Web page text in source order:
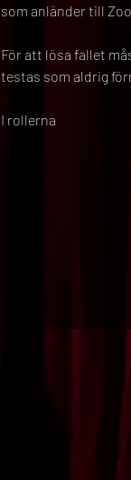
som anländer till
För att lösa fallet
testas som aldrig
I rollerna